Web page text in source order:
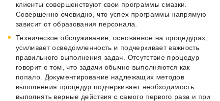
клиенты совершенствуют свои программы смазки.
Совершенно очевидно, что успех программы напрямую
зависит от образования персонала.
Техническое обслуживание, основанное на процедурах,
усиливает осведомленность и подчеркивает важность
правильного выполнения задач. Отсутствие процедур
говорит о том, что задачи обычно выполняются как
попало. Документирование надлежащих методов
выполнения процедур подчеркивает необходимость
выполнять верные действия с самого первого раза и при